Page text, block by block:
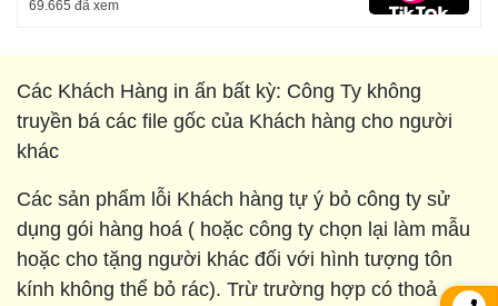
69.665 đã xem
Các Khách Hàng in ấn bất kỳ: Công Ty không
truyền bá các file gốc của Khách hàng cho người
khác
Các sản phẩm lỗi Khách hàng tự ý bỏ công ty sử
dụng gói hàng hoá ( hoặc công ty chọn lại làm mẫu
hoặc cho tặng người khác đối với hình tượng tôn
kính không thể bỏ rác). Trừ trường hợp có thoả